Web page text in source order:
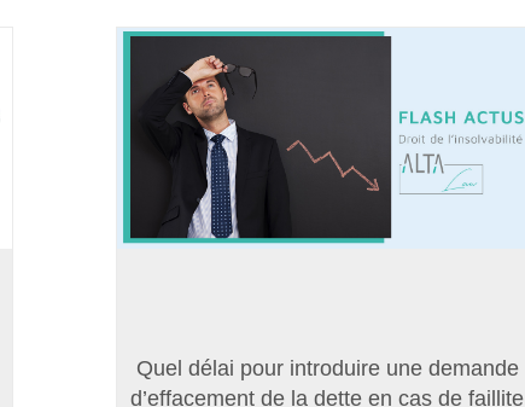
Quel délai pour introduire une demande
d’effacement de la dette en cas de faillite